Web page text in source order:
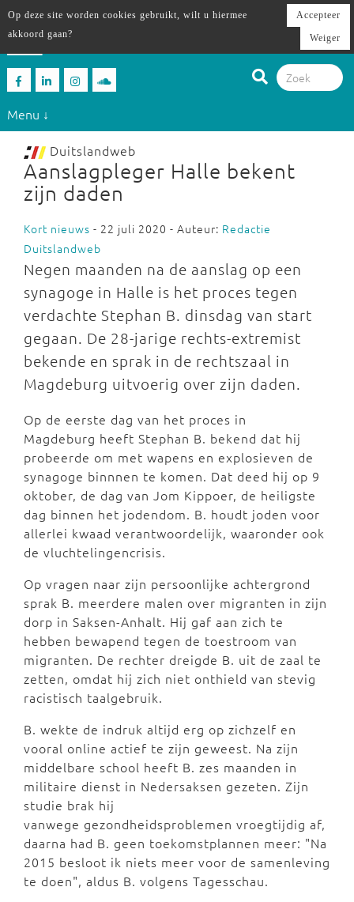
Menu ↓
Duitslandweb
Aanslagpleger Halle bekent
zijn daden
Kort nieuws - 22 juli 2020 - Auteur: Redactie
Duitslandweb
Negen maanden na de aanslag op een
synagoge in Halle is het proces tegen
verdachte Stephan B. dinsdag van start
gegaan. De 28-jarige rechts-extremist
bekende en sprak in de rechtszaal in
Magdeburg uitvoerig over zijn daden.
Op de eerste dag van het proces in
Magdeburg heeft Stephan B. bekend dat hij
probeerde om met wapens en explosieven de
synagoge binnnen te komen. Dat deed hij op 9
oktober, de dag van Jom Kippoer, de heiligste
dag binnen het jodendom. B. houdt joden voor
allerlei kwaad verantwoordelijk, waaronder ook
de vluchtelingencrisis.
Op vragen naar zijn persoonlijke achtergrond
sprak B. meerdere malen over migranten in zijn
dorp in Saksen-Anhalt. Hij gaf aan zich te
hebben bewapend tegen de toestroom van
migranten. De rechter dreigde B. uit de zaal te
zetten, omdat hij zich niet onthield van stevig
racistisch taalgebruik.
B. wekte de indruk altijd erg op zichzelf en
vooral online actief te zijn geweest. Na zijn
middelbare school heeft B. zes maanden in
militaire dienst in Nedersaksen gezeten. Zijn
studie brak hij
vanwege gezondheidsproblemen vroegtijdig af,
daarna had B. geen toekomstplannen meer: "Na
2015 besloot ik niets meer voor de samenleving
te doen", aldus B. volgens Tagesschau.
Op deze site worden cookies gebruikt, wilt u hiermee
akkoord gaan?
Accepteer
Weiger